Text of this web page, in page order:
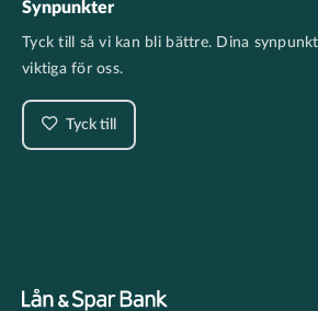
Synpunkter
Tyck till så vi kan bli bättre. Dina
viktiga för oss.
Tyck till